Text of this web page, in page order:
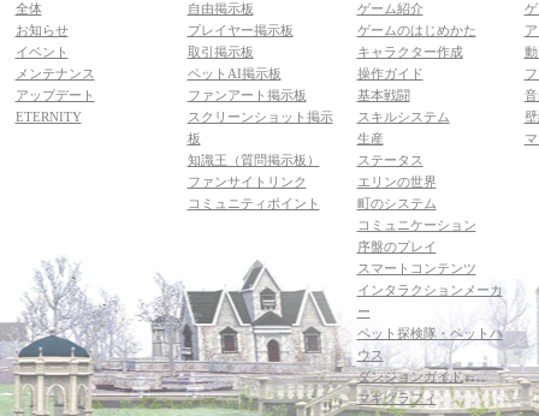
全体
お知らせ
イベント
メンテナンス
アップデート
ETERNITY
自由掲示板
プレイヤー掲示板
取引掲示板
ペットAI掲示板
ファンアート掲示板
スクリーンショット掲示
板
知識王（質問掲示板）
ファンサイトリンク
コミュニティポイント
ゲーム紹介
ゲームのはじめかた
キャラクター作成
操作ガイド
基本戦闘
スキルシステム
生産
ステータス
エリンの世界
町のシステム
コミュニケーション
序盤のプレイ
スマートコンテンツ
インタラクションメーカ
ー
ペット探検隊・ペットハ
ウス
ダンジョンガイド
マギグラフィ